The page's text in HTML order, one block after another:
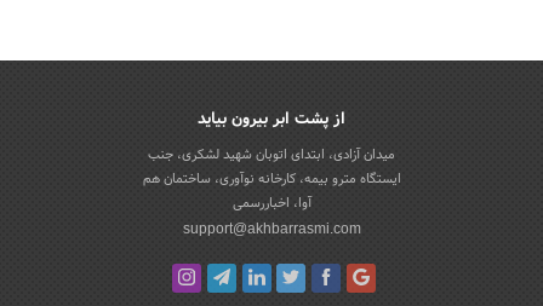
از پشت ابر بیرون بیاید
میدان آزادی، ابتدای اتوبان شهید لشکری، جنب
ایستگاه مترو بیمه، کارخانه نوآوری، ساختمان هم
آوا، اخباررسمی
support@akhbarrasmi.com